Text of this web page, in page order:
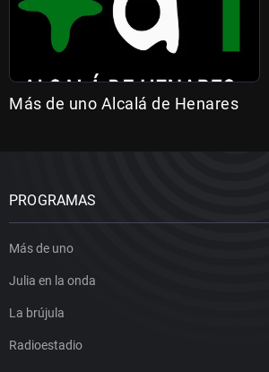
Más de uno Alcalá de Henares
PROGRAMAS
Más de uno
Julia en la onda
La brújula
Radioestadio